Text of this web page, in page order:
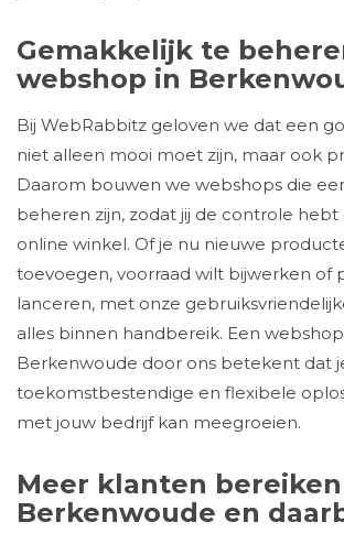
Gemakkelijk te
webshop in
Bij WebRabbitz geloven we dat een
niet alleen mooi moet zijn, maar ook
Daarom bouwen we webshops die
beheren zijn, zodat jij de controle hebt
online winkel. Of je nu nieuwe
toevoegen, voorraad wilt bijwerken of
lanceren, met onze
alles binnen handbereik. Een
Berkenwoude door ons betekent dat
toekomstbestendige en flexibele
met jouw bedrijf kan meegroeien.
Meer klanten
Berkenwoude en